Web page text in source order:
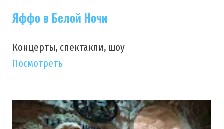
Яффо в Белой Ночи
Концерты, спектакли, шоу
Посмотреть